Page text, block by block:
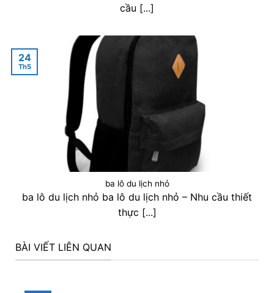
cầu [...]
ba lô du lịch nhỏ
ba lô du lịch nhỏ ba lô du lịch nhỏ – Nhu cầu thiết
thực [...]
24
Th5
BÀI VIẾT LIÊN QUAN